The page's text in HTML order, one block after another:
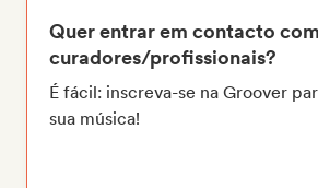
Quer entrar em contacto
curadores/profissionais?
É fácil: inscreva-se na Groover
sua música!